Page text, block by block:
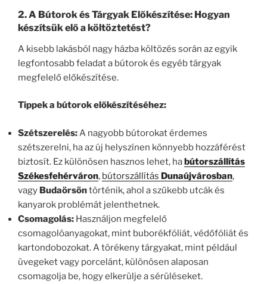
2.A Bútorok és Tárgyak Előkészítése: Hogyan
készítsük elő a költöztetést?
A kisebb lakásból nagy házba költözés során az egyik
legfontosabb feladat a bútorok és egyéb tárgyak
megfelelő előkészítése.
Tippek a bútorok előkészítéséhez:
Szétszerelés: A nagyobb bútorokat érdemes
szétszerelni, ha az új helyszínen könnyebb hozzáférést
biztosít. Ez különösen hasznos lehet, habútorszállítás
Székesfehérváron, bútorszállítás Dunaújvárosban,
vagy Budaörsöntörténik, ahol a szűkebb utcák és
kanyarok problémát jelenthetnek.
Csomagolás: Használjon megfelelő
csomagolóanyagokat, mint buborékfóliát, védőfóliát és
kartondobozokat. A törékeny tárgyakat, mint például
üvegeket vagy porcelánt, különösen alaposan
csomagolja be, hogy elkerülje a sérüléseket.